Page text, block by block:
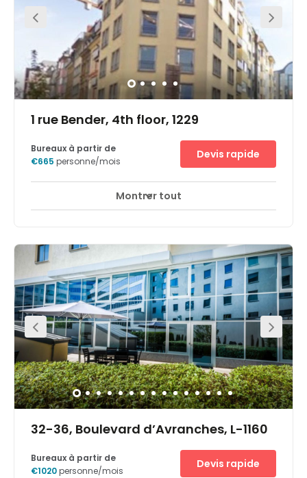
the bus or train at Luxembourg Central Station a short
six-minute walk away. Parking facilities are available just
two-minutes away on foot. A huge range of restaurants,
hotels, banking services, and other useful amenities are
available nearby.
1 rue Bender, 4th floor, 1229
Accès 24 heures sur 24 Centre-ville
offers shared or private offices furnished at very
attractive prices. In addition to the situation and the
price, another asset is the lease of indefinite duration.
Each workspace has a lockable private storage. The
private and shared offices are on the 4th floor of a
building located 5 minutes walk from Luxembourg
Central Station. Thanks to the solid bus and train
network, you will be able to easily reach your workspace.
Luxembourg-Findel Airport is a 15-minute drive away.
Bureaux à partir de
€665 personne/mois
Devis rapide
Montrer tout
32-36, Boulevard d’Avranches, L-1160
Bureaux à partir de
€1020personne/mois
Devis rapide